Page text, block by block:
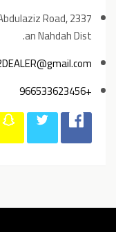
Road, 2337
an Nahdah Dist.
+966533623456